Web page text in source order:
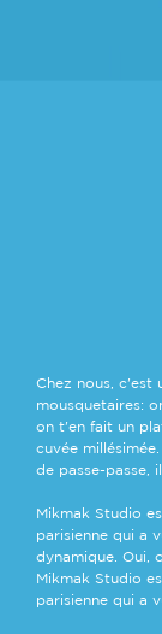
Chez nous, c'est
mousquetaires:
on t'en fait un
cuvée
de passe-passe,
Mikmak Studio
parisienne qui a
dynamique. Oui,
Mikmak Studio
parisienne qui a